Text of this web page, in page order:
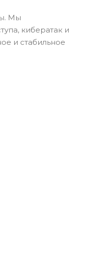
Мы
кибератак и
и стабильное